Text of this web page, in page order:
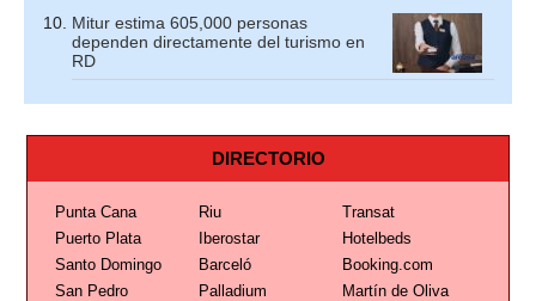
Mitur estima 605,000 personas
dependen directamente del turismo en
RD
DIRECTORIO
Punta Cana Riu
Transat
Puerto Plata
Iberostar
Hotelbeds
Santo Domingo
Barceló
Booking.com
San Pedro
Palladium
Martín de Oliva